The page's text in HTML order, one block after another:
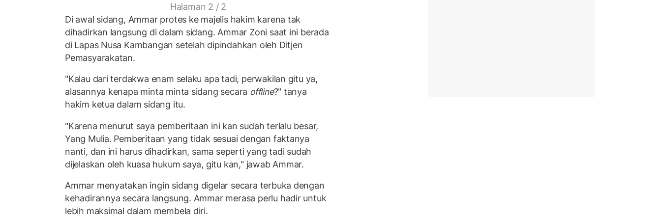
Halaman 2 / 2
Di awal sidang, Ammar protes ke majelis hakim karena tak
dihadirkan langsung di dalam sidang. Ammar Zoni saat ini berada
di Lapas Nusa Kambangan setelah dipindahkan oleh Ditjen
Pemasyarakatan.
"Kalau dari terdakwa enam selaku apa tadi, perwakilan gitu ya,
alasannya kenapa minta minta sidang secara offline?" tanya
hakim ketua dalam sidang itu.
"Karena menurut saya pemberitaan ini kan sudah terlalu besar,
Yang Mulia. Pemberitaan yang tidak sesuai dengan faktanya
nanti, dan ini harus dihadirkan, sama seperti yang tadi sudah
dijelaskan oleh kuasa hukum saya, gitu kan," jawab Ammar.
Ammar menyatakan ingin sidang digelar secara terbuka dengan
kehadirannya secara langsung. Ammar merasa perlu hadir untuk
lebih maksimal dalam membela diri.